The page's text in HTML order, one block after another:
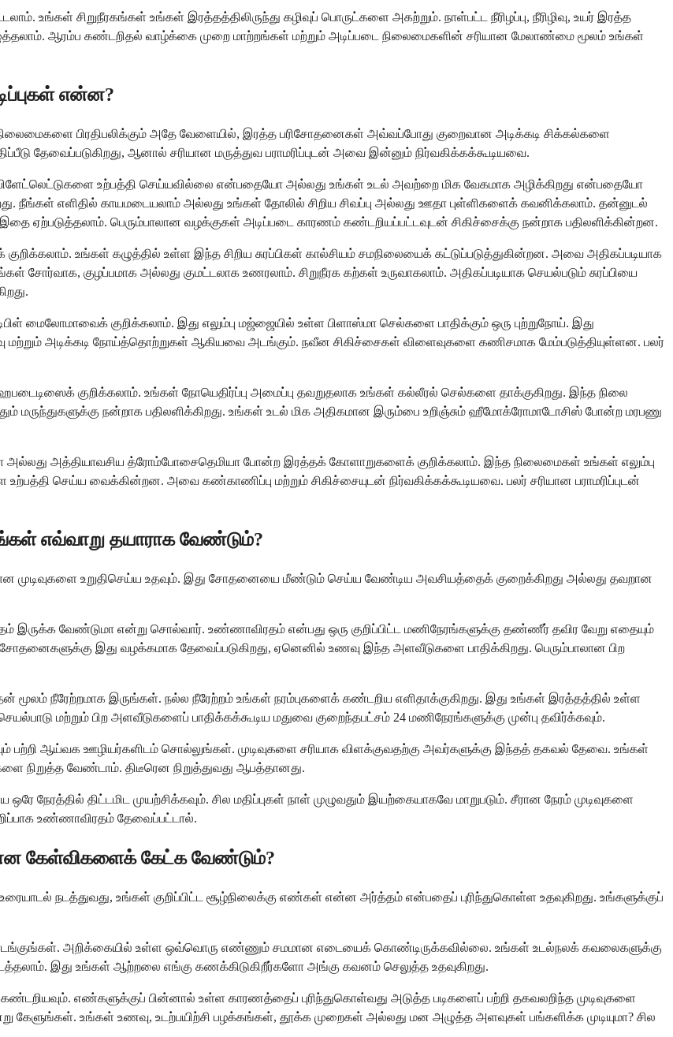
உங்கள் சிறுநீரகங்கள் உங்கள் இரத்தத்திலிருந்து கழிவுப் பொருட்களை அகற்றும். நாள்பட்ட நீரிழப்பு, நீரிழிவு, உயர் இரத்த
ஆரம்ப கண்டறிதல் வாழ்க்கை முறை மாற்றங்கள் மற்றும் அடிப்படை நிலைமைகளின் சரியான மேலாண்மை மூலம் உங்கள்
என்ன?
பிரதிபலிக்கும் அதே வேளையில், இரத்த பரிசோதனைகள் அவ்வப்போது குறைவான அடிக்கடி சிக்கல்களை
தேவைப்படுகிறது, ஆனால் சரியான மருத்துவ பராமரிப்புடன் அவை இன்னும் நிர்வகிக்கக்கூடியவை.
உற்பத்தி செய்யவில்லை என்பதையோ அல்லது உங்கள் உடல் அவற்றை மிக வேகமாக அழிக்கிறது என்பதையோ
நீங்கள் எளிதில் காயமடையலாம் அல்லது உங்கள் தோலில் சிறிய சிவப்பு அல்லது ஊதா புள்ளிகளைக் கவனிக்கலாம். தன்னுடல்
ஏற்படுத்தலாம். பெரும்பாலான வழக்குகள் அடிப்படை காரணம் கண்டறியப்பட்டவுடன் சிகிச்சைக்கு நன்றாக பதிலளிக்கின்றன.
குறிக்கலாம். உங்கள் கழுத்தில் உள்ள இந்த சிறிய சுரப்பிகள் கால்சியம் சமநிலையைக் கட்டுப்படுத்துகின்றன. அவை அதிகப்படியாக
சோர்வாக, குழப்பமாக அல்லது குமட்டலாக உணரலாம். சிறுநீரக கற்கள் உருவாகலாம். அதிகப்படியாக செயல்படும் சுரப்பியை
மைலோமாவைக் குறிக்கலாம். இது எலும்பு மஜ்ஜையில் உள்ள பிளாஸ்மா செல்களை பாதிக்கும் ஒரு புற்றுநோய். இது
மற்றும் அடிக்கடி நோய்த்தொற்றுகள் ஆகியவை அடங்கும். நவீன சிகிச்சைகள் விளைவுகளை கணிசமாக மேம்படுத்தியுள்ளன. பலர்
குறிக்கலாம். உங்கள் நோயெதிர்ப்பு அமைப்பு தவறுதலாக உங்கள் கல்லீரல் செல்களை தாக்குகிறது. இந்த நிலை
மருந்துகளுக்கு நன்றாக பதிலளிக்கிறது. உங்கள் உடல் மிக அதிகமான இரும்பை உறிஞ்சும் ஹீமோக்ரோமாடோசிஸ் போன்ற மரபணு
அத்தியாவசிய த்ரோம்போசைதெமியா போன்ற இரத்தக் கோளாறுகளைக் குறிக்கலாம். இந்த நிலைமைகள் உங்கள் எலும்பு
செய்ய வைக்கின்றன. அவை கண்காணிப்பு மற்றும் சிகிச்சையுடன் நிர்வகிக்கக்கூடியவை. பலர் சரியான பராமரிப்புடன்
எவ்வாறு தயாராக வேண்டும்?
முடிவுகளை உறுதிசெய்ய உதவும். இது சோதனையை மீண்டும் செய்ய வேண்டிய அவசியத்தைக் குறைக்கிறது அல்லது தவறான
வேண்டுமா என்று சொல்வார். உண்ணாவிரதம் என்பது ஒரு குறிப்பிட்ட மணிநேரங்களுக்கு தண்ணீர் தவிர வேறு எதையும்
இது வழக்கமாக தேவைப்படுகிறது, ஏனெனில் உணவு இந்த அளவீடுகளை பாதிக்கிறது. பெரும்பாலான பிற
நீரேற்றமாக இருங்கள். நல்ல நீரேற்றம் உங்கள் நரம்புகளைக் கண்டறிய எளிதாக்குகிறது. இது உங்கள் இரத்தத்தில் உள்ள
மற்றும் பிற அளவீடுகளைப் பாதிக்கக்கூடிய மதுவை குறைந்தபட்சம் 24 மணிநேரங்களுக்கு முன்பு தவிர்க்கவும்.
ஆய்வக ஊழியர்களிடம் சொல்லுங்கள். முடிவுகளை சரியாக விளக்குவதற்கு அவர்களுக்கு இந்தத் தகவல் தேவை. உங்கள்
நிறுத்த வேண்டாம். திடீரென நிறுத்துவது ஆபத்தானது.
திட்டமிட முயற்சிக்கவும். சில மதிப்புகள் நாள் முழுவதும் இயற்கையாகவே மாறுபடும். சீரான நேரம் முடிவுகளை
உண்ணாவிரதம் தேவைப்பட்டால்.
கேள்விகளைக் கேட்க வேண்டும்?
நடத்துவது, உங்கள் குறிப்பிட்ட சூழ்நிலைக்கு எண்கள் என்ன அர்த்தம் என்பதைப் புரிந்துகொள்ள உதவுகிறது. உங்களுக்குப்
தொடங்குங்கள். அறிக்கையில் உள்ள ஒவ்வொரு எண்ணும் சமமான எடையைக் கொண்டிருக்கவில்லை. உங்கள் உடல்நலக் கவலைகளுக்கு
இது உங்கள் ஆற்றலை எங்கு கணக்கிடுகிறீர்களோ அங்கு கவனம் செலுத்த உதவுகிறது.
எண்களுக்குப் பின்னால் உள்ள காரணத்தைப் புரிந்துகொள்வது அடுத்த படிகளைப் பற்றி தகவலறிந்த முடிவுகளை
கேளுங்கள். உங்கள் உணவு, உடற்பயிற்சி பழக்கங்கள், தூக்க முறைகள் அல்லது மன அழுத்த அளவுகள் பங்களிக்க முடியுமா? சில